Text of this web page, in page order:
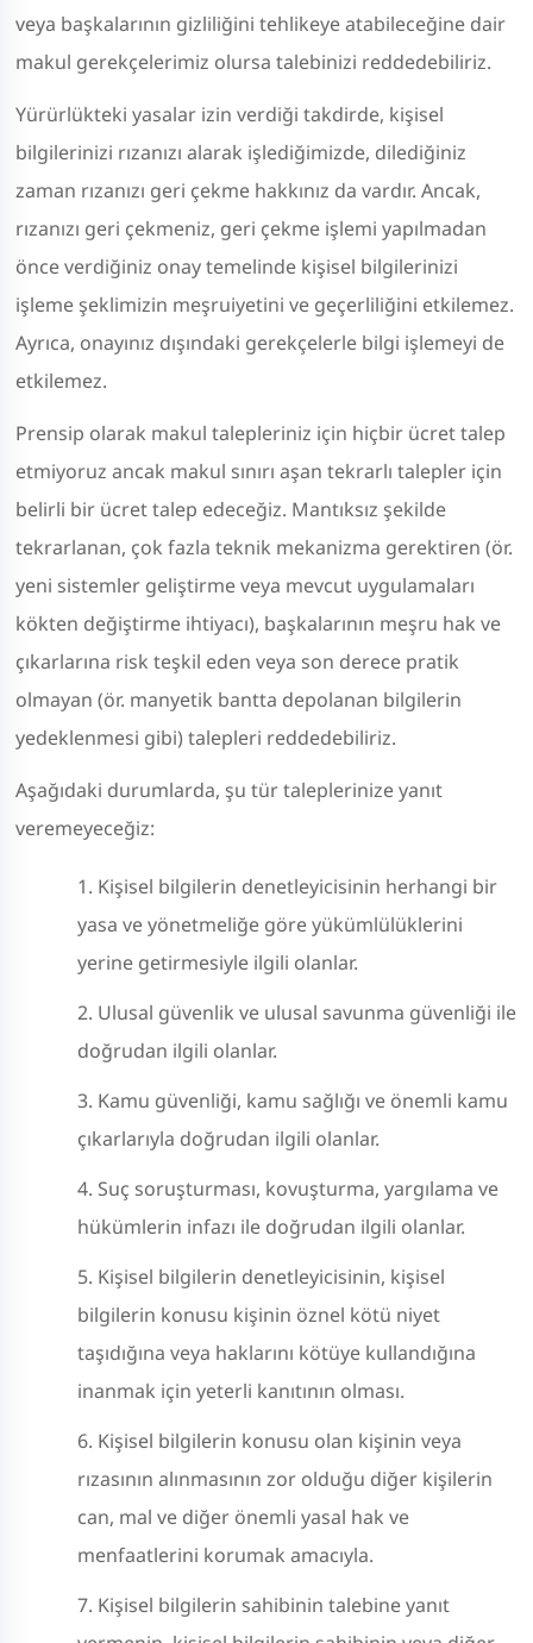
veya başkalarının gizliliğini tehlikeye atabileceğine dair
makul gerekçelerimiz olursa talebinizi reddedebiliriz.
Yürürlükteki yasalar izin verdiği takdirde, kişisel
bilgilerinizi rızanızı alarak işlediğimizde, dilediğiniz
zaman rızanızı geri çekme hakkınız da vardır. Ancak,
rızanızı geri çekmeniz, geri çekme işlemi yapılmadan
önce verdiğiniz onay temelinde kişisel bilgilerinizi
işleme şeklimizin meşruiyetini ve geçerliliğini etkilemez.
Ayrıca, onayınız dışındaki gerekçelerle bilgi işlemeyi de
etkilemez.
Prensip olarak makul talepleriniz için hiçbir ücret talep
etmiyoruz ancak makul sınırı aşan tekrarlı talepler için
belirli bir ücret talep edeceğiz. Mantıksız şekilde
tekrarlanan, çok fazla teknik mekanizma gerektiren (ör.
yeni sistemler geliştirme veya mevcut uygulamaları
kökten değiştirme ihtiyacı), başkalarının meşru hak ve
çıkarlarına risk teşkil eden veya son derece pratik
olmayan (ör. manyetik bantta depolanan bilgilerin
yedeklenmesi gibi) talepleri reddedebiliriz.
Aşağıdaki durumlarda, şu tür taleplerinize yanıt
veremeyeceğiz:
Kişisel bilgilerin denetleyicisinin herhangi bir
yasa ve yönetmeliğe göre yükümlülüklerini
yerine getirmesiyle ilgili olanlar.
Ulusal güvenlik ve ulusal savunma güvenliği ile
doğrudan ilgili olanlar.
Kamu güvenliği, kamu sağlığı ve önemli kamu
çıkarlarıyla doğrudan ilgili olanlar.
Suç soruşturması, kovuşturma, yargılama ve
hükümlerin infazı ile doğrudan ilgili olanlar.
Kişisel bilgilerin denetleyicisinin, kişisel
bilgilerin konusu kişinin öznel kötü niyet
taşıdığına veya haklarını kötüye kullandığına
inanmak için yeterli kanıtının olması.
Kişisel bilgilerin konusu olan kişinin veya
rızasının alınmasının zor olduğu diğer kişilerin
can, mal ve diğer önemli yasal hak ve
menfaatlerini korumak amacıyla.
Kişisel bilgilerin sahibinin talebine yanıt